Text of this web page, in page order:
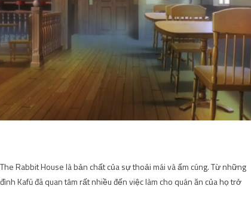
Rabbit House là bản chất của sự thoải mái và ấm cúng. Từ những
Kafū đã quan tâm rất nhiều đến việc làm cho quán ăn của họ trở